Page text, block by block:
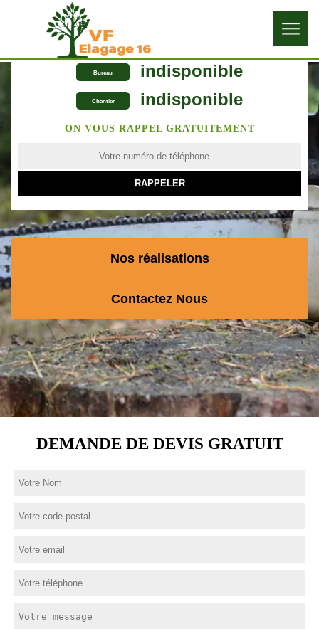
Bureau indisponible
Chantier indisponible
ON VOUS RAPPEL GRATUITEMENT
Nos réalisations
Contactez Nous
DEMANDE DE DEVIS GRATUIT